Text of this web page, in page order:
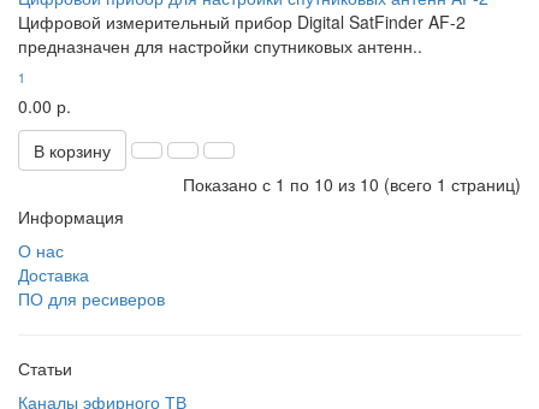
Цифровой измерительный прибор Digital SatFinder AF-2
предназначен для настройки спутниковых антенн..
1
0.00 р.
В корзину
Показано с 1 по 10 из 10 (всего 1 страниц)
Информация
О нас
Доставка
ПО для ресиверов
Статьи
Каналы эфирного ТВ